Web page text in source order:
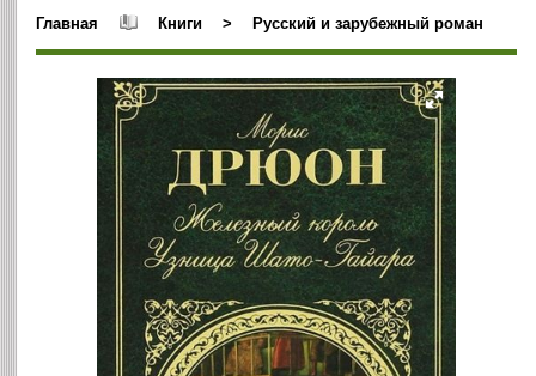
Главная Книги > Русский и зарубежный роман